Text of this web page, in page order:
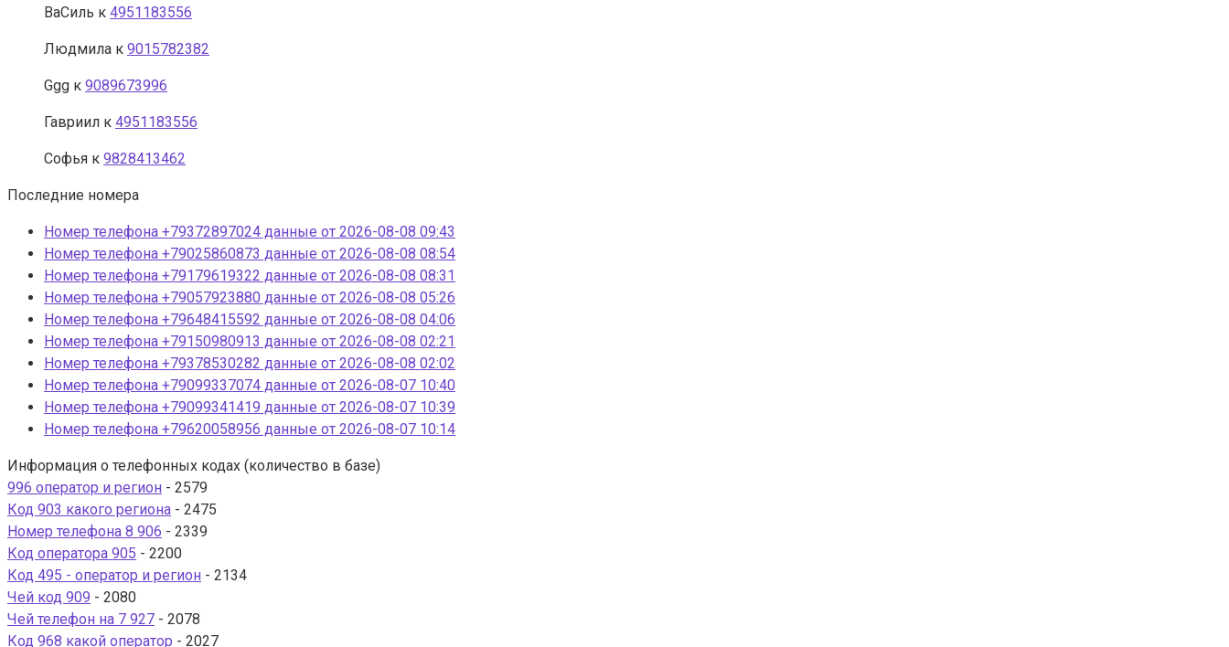
ВаСиль к 4951183556
Людмила к 9015782382
Ggg к 9089673996
Гавриил к 4951183556
Софья к 9828413462
Последние номера
Номер телефона +79372897024 данные от 2026-08-08 09:43
Номер телефона +79025860873 данные от 2026-08-08 08:54
Номер телефона +79179619322 данные от 2026-08-08 08:31
Номер телефона +79057923880 данные от 2026-08-08 05:26
Номер телефона +79648415592 данные от 2026-08-08 04:06
Номер телефона +79150980913 данные от 2026-08-08 02:21
Номер телефона +79378530282 данные от 2026-08-08 02:02
Номер телефона +79099337074 данные от 2026-08-07 10:40
Номер телефона +79099341419 данные от 2026-08-07 10:39
Номер телефона +79620058956 данные от 2026-08-07 10:14
Информация о телефонных кодах (количество в базе)
996 оператор и регион - 2579
Код 903 какого региона - 2475
Номер телефона 8 906 - 2339
Код оператора 905 - 2200
Код 495 - оператор и регион - 2134
Чей код 909 - 2080
Чей телефон на 7 927 - 2078
Код 968 какой оператор - 2027